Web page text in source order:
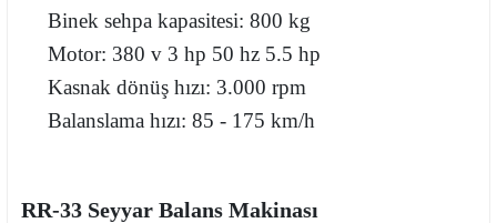
Binek sehpa kapasitesi: 800 kg
Motor: 380 v 3 hp 50 hz 5.5 hp
Kasnak dönüş hızı: 3.000 rpm
Balanslama hızı: 85 - 175 km/h
RR-33 Seyyar Balans Makinası